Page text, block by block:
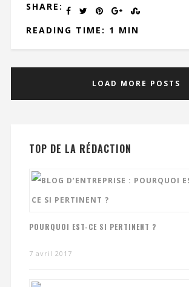
SHARE:
READING TIME: 1 MIN
LOAD MORE POSTS
TOP DE LA RÉDACTION
POURQUOI EST-CE SI PERTINENT ?
7 avril 2017